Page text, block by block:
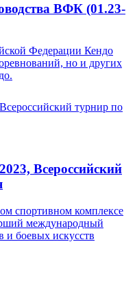
ВФК (01.23-
Федерации Кендо
но и других
Всероссийский
спортивном комплексе
международный
и боевых искусств